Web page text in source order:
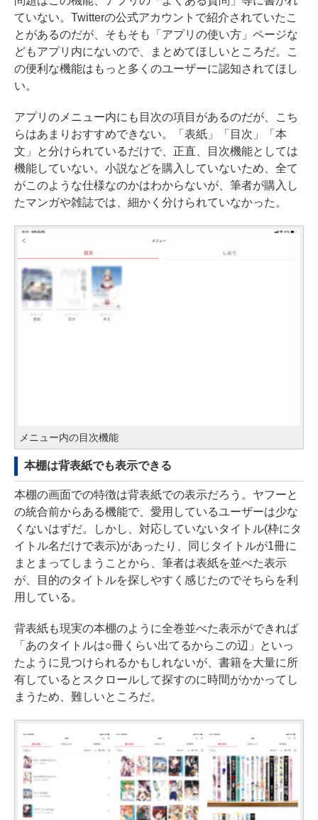
ていない。Twitterの公式アカウントで紹介されていたこ
とがあるのだが、そもそも「アプリの使い方」ページな
どもアプリ内にないので、まとめてほしいところだ。こ
の便利な機能はもっと多くのユーザーに認知されてほし
い。
アプリのメニュー内にも目次の項目があるのだが、こち
らはあまりおすすめできない。「表紙」「目次」「本
文」と分けられているだけで、正直、目次機能としては
機能していない。小説などを購入していないため、全て
がこのような仕様なのかはわからないが、筆者が購入し
たマンガや雑誌では、細かく分けられていなかった。
メニュー内の目次機能
本棚は背表紙でも表示できる
本棚の画面での特徴は背表紙での表示だろう。ヤフーと
の統合前からある機能で、愛用しているユーザーは少な
くないはずだ。しかし、対応していないタイトル(枠にタ
イトル名だけで表示)があったり、同じタイトルが1冊に
まとまってしまうことから、筆者は表紙を並べた表示
が、目的のタイトルを探しやすく感じたのでそちらを利
用している。
背表紙も現実の本棚のように全巻並べた表示ができれば
「あのタイトルは○冊くらい出てるからこの辺」といっ
たように見つけられるかもしれないが、書籍を大量に所
有しているとスクロールして探すのに時間がかかってし
まうため、難しいところだ。